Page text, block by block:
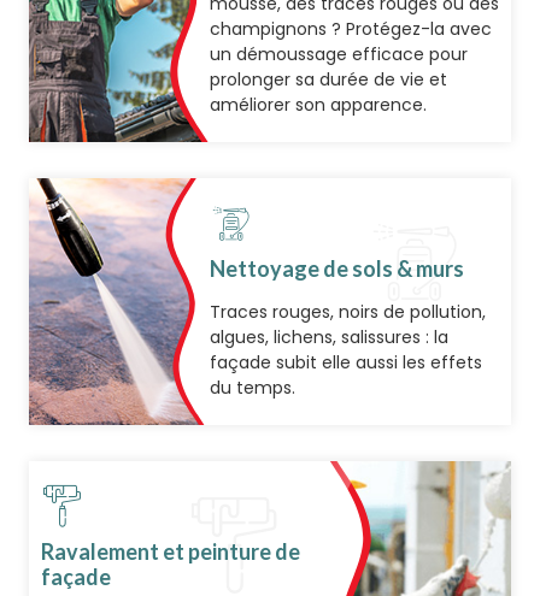
champignons ? Protégez-la avec
un démoussage efficace pour
prolonger sa durée de vie et
améliorer son apparence.
Nettoyage de sols & murs
Traces rouges, noirs de pollution,
algues, lichens, salissures : la
façade subit elle aussi les effets
du temps.
Ravalement et peinture de
façade